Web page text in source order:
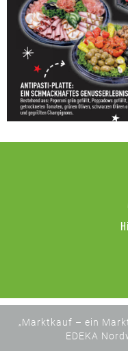
„Marktkauf – ein
EDEKA